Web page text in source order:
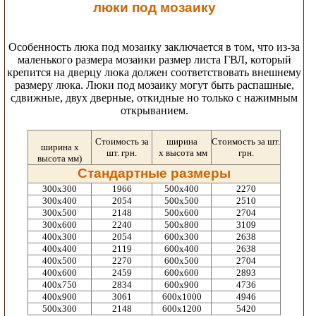
люки под мозаику
Особенность люка под мозаику заключается в том, что из-за
маленького размера мозаики размер листа ГВЛ, который
крепится на дверцу люка должен соответствовать внешнему
размеру люка. Люки под мозаику могут быть распашные,
сдвижные, двух дверные, откидные но только с нажимным
открыванием.
ширина х
высота мм)
Стоимость за
шт. грн.
ширина
х высота мм
Стоимость за шт.
грн.
Стандартные размеры
300х300 1966 500x400
2270
300х400
2054 500х500
2510
300х500
2148 500х600
2704
300х600
2240 500х800
3109
400х300
2054 600х300
2638
400х400
2119 600х400
2638
400х500
2270 600х500
2704
400х600
2459 600х600
2893
400х750
2834 600х900
4736
400х900
3061 600x1000
4946
500х300
2148 600x1200 5420